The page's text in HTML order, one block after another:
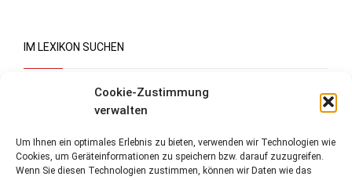
Cookie-Zustimmung
verwalten
Um Ihnen ein optimales Erlebnis zu bieten, verwenden wir Technologien wie
Cookies, um Geräteinformationen zu speichern bzw. darauf zuzugreifen.
Wenn Sie diesen Technologien zustimmen, können wir Daten wie das
IM LEXIKON SUCHEN